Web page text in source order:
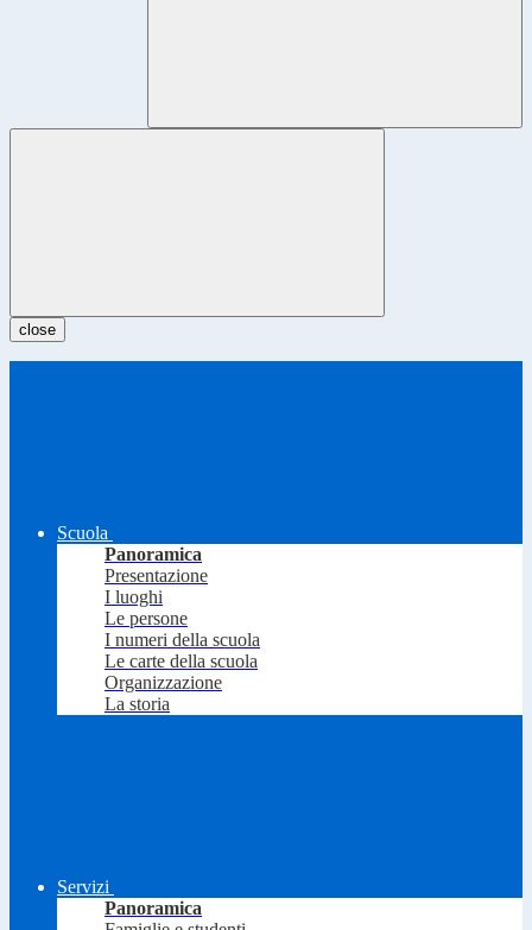
close
Scuola
Panoramica
Presentazione
I luoghi
Le persone
I numeri della scuola
Le carte della scuola
Organizzazione
La storia
Servizi
Panoramica